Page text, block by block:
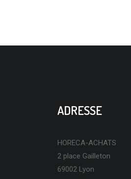
ADRESSE
HORECA-ACHATS
2 place Gailleton
69002 Lyon